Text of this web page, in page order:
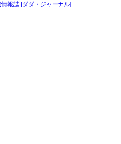
報誌 [ダダ・ジャーナル]